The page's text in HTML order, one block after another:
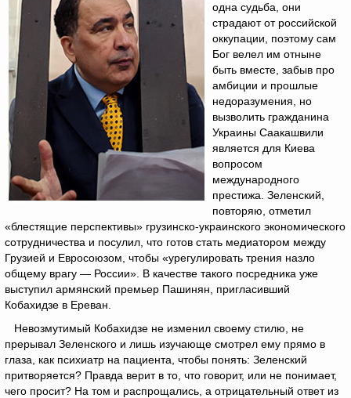
одна судьба, они
страдают от российской
оккупации, поэтому сам
Бог велел им отныне
быть вместе, забыв про
амбиции и прошлые
недоразумения, но
вызволить гражданина
Украины Саакашвили
является для Киева
вопросом
международного
престижа. Зеленский,
повторяю, отметил
«блестящие перспективы» грузинско-украинского экономического
сотрудничества и посулил, что готов стать медиатором между
Грузией и Евросоюзом, чтобы «урегулировать трения назло
общему врагу — России». В качестве такого посредника уже
выступил армянский премьер Пашинян, пригласивший
Кобахидзе в Ереван.
Невозмутимый Кобахидзе не изменил своему стилю, не
прерывал Зеленского и лишь изучающе смотрел ему прямо в
глаза, как психиатр на пациента, чтобы понять: Зеленский
притворяется? Правда верит в то, что говорит, или не понимает,
чего просит? На том и распрощались, а отрицательный ответ из